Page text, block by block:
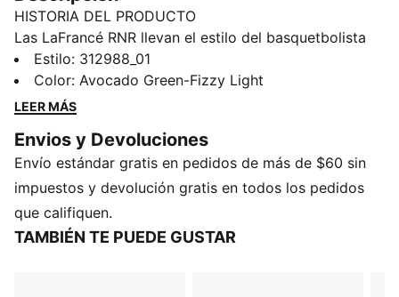
HISTORIA DEL PRODUCTO
Las LaFrancé RNR llevan el estilo del basquetbolista
LaMelo Ball a una silueta urbana, pensada para
acompañarte vayas donde vayas. Dejando atrás el
diseño voluminoso y skater de las primeras LaFrancé,
nueva suela, logo y lengüeta con estampa acolchada.
Esta versión se completa con toques en estampado
camuflaje.
CARACTERÍSTICAS Y BENEFICIOS
Empeine fabricado con al menos un 20% de
Estilo: 312988_01
Color: Avocado Green-Fizzy Light
LEER MÁS
Envios y Devoluciones
Envío estándar gratis en pedidos de más de $60 sin
impuestos y devolución gratis en todos los pedidos
que califiquen.
TAMBIÉN TE PUEDE GUSTAR